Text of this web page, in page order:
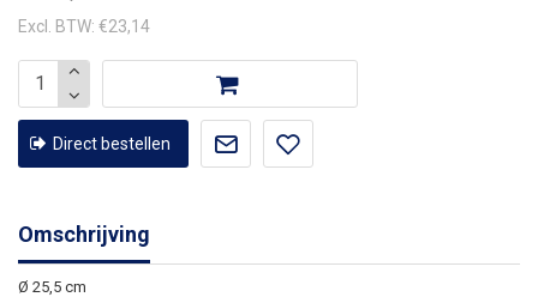
Excl. BTW: €23,14
Direct bestellen
Omschrijving
Ø 25,5 cm